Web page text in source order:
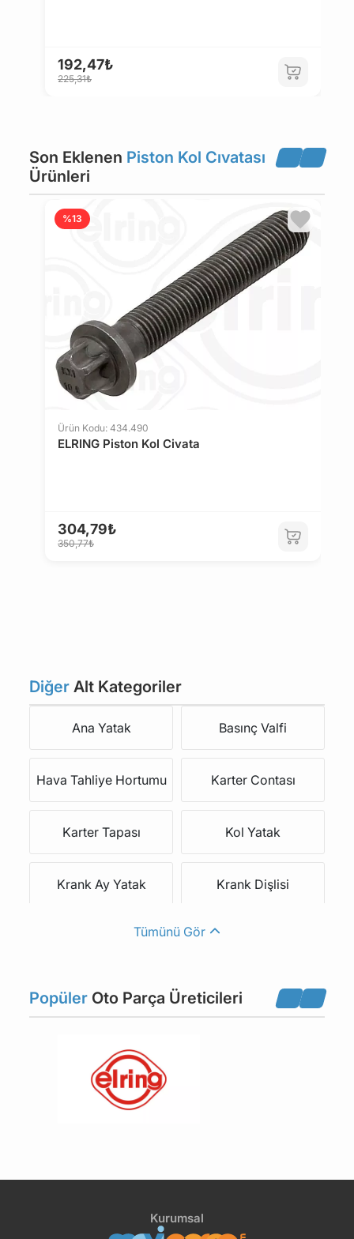
192,47₺
225,31₺
Son Eklenen Piston Kol Cıvatası
Ürünleri
Ürün Kodu: 434.490
ELRING Piston Kol Civata
304,79₺
350,77₺
%13
Diğer Alt Kategoriler
Ana Yatak Basınç Valfi
Hava Tahliye Hortumu Karter Contası
Karter Tapası Kol Yatak
Krank Ay Yatak Krank Dişlisi
Krank Kasnağı Krank Keçesi
Krank Mili Krank Sensörü
Motor Bloğu
Tümünü Gör
Popüler Oto Parça Üreticileri
Kurumsal